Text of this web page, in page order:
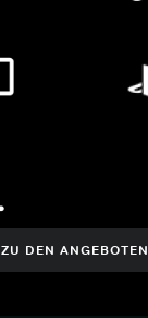
ZU DEN ANGEBOTEN